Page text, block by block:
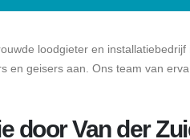
loodgieter en
en geisers aan. Ons team van
door Van der